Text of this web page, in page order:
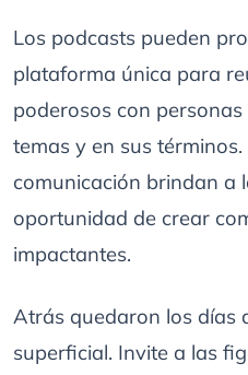
Los podcasts pueden
plataforma única para
poderosos con
temas y en sus
comunicación brindan a
oportunidad de crear
impactantes.
Atrás quedaron los días
superficial. Invite a las